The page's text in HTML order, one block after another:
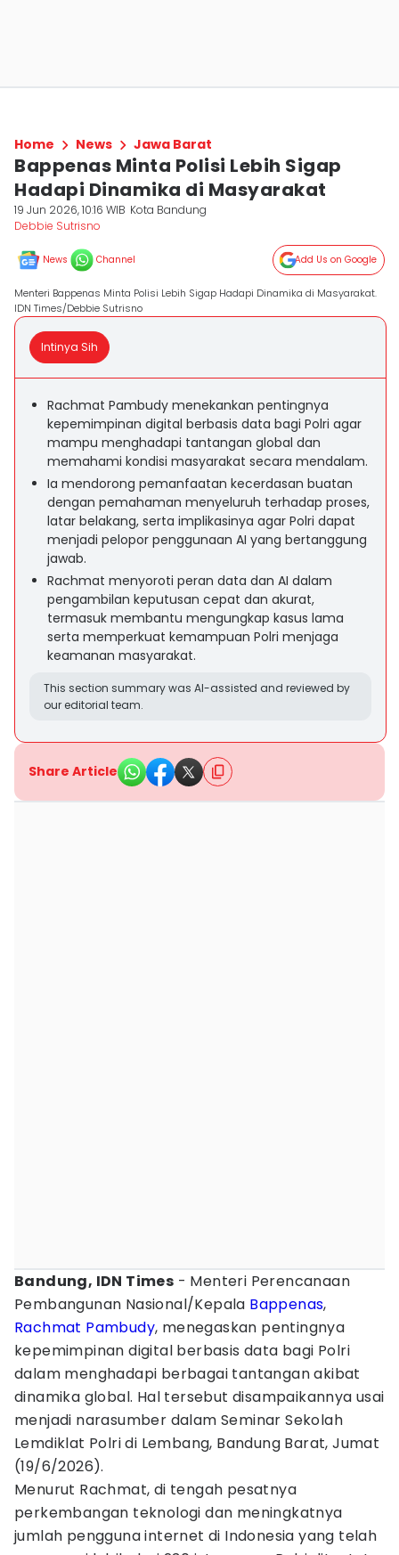
Home News Jawa Barat
Bappenas Minta Polisi Lebih Sigap
Hadapi Dinamika di Masyarakat
19 Jun 2026, 10:16 WIB Kota Bandung
Debbie Sutrisno
News Channel Add Us on Google
Menteri Bappenas Minta Polisi Lebih Sigap Hadapi Dinamika di Masyarakat.
IDN Times/Debbie Sutrisno
Intinya Sih
Rachmat Pambudy menekankan pentingnya
kepemimpinan digital berbasis data bagi Polri agar
mampu menghadapi tantangan global dan
memahami kondisi masyarakat secara mendalam.
Ia mendorong pemanfaatan kecerdasan buatan
dengan pemahaman menyeluruh terhadap proses,
latar belakang, serta implikasinya agar Polri dapat
menjadi pelopor penggunaan AI yang bertanggung
jawab.
Rachmat menyoroti peran data dan AI dalam
pengambilan keputusan cepat dan akurat,
termasuk membantu mengungkap kasus lama
serta memperkuat kemampuan Polri menjaga
keamanan masyarakat.
This section summary was AI-assisted and reviewed by
our editorial team.
Share Article
Bandung, IDN Times - Menteri Perencanaan
Pembangunan Nasional/Kepala Bappenas,
Rachmat Pambudy, menegaskan pentingnya
kepemimpinan digital berbasis data bagi Polri
dalam menghadapi berbagai tantangan akibat
dinamika global. Hal tersebut disampaikannya usai
menjadi narasumber dalam Seminar Sekolah
Lemdiklat Polri di Lembang, Bandung Barat, Jumat
(19/6/2026).
Menurut Rachmat, di tengah pesatnya
perkembangan teknologi dan meningkatnya
jumlah pengguna internet di Indonesia yang telah